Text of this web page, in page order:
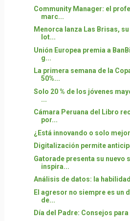
Community Manager: el
marc...
Menorca lanza Las Brisas,
lot...
Unión Europea premia a
g...
La primera semana de la
50%...
Solo 20 % de los jóvenes
...
Cámara Peruana del Libro
por...
¿Está innovando o solo
Digitalización permite
Gatorade presenta su nuevo
inspira...
Análisis de datos: la
El agresor no siempre es un
de...
Día del Padre: Consejos